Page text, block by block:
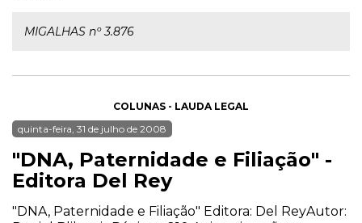
MIGALHAS nº 3.876
COLUNAS - LAUDA LEGAL
quinta-feira, 31 de julho de 2008
"DNA, Paternidade e Filiação" -
Editora Del Rey
"DNA, Paternidade e Filiação" Editora: Del ReyAutor: